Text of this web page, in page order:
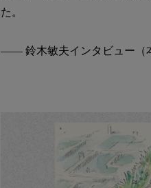
た。
―― 鈴木敏夫インタビュー（